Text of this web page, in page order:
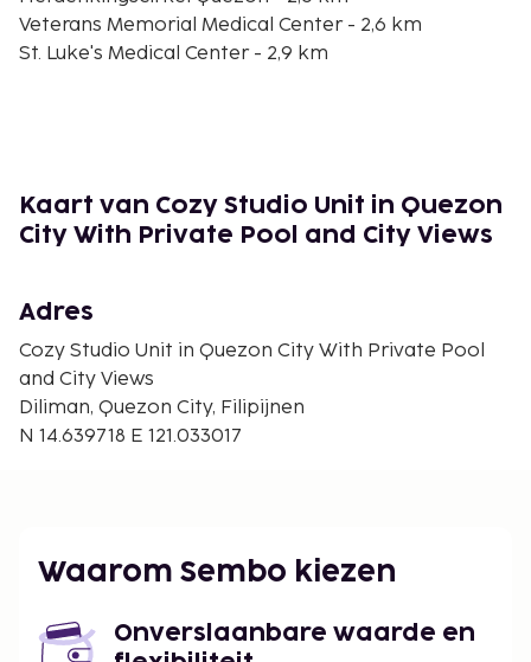
Veterans Memorial Medical Center - 2,6 km
St. Luke's Medical Center - 2,9 km
New Frontier Theater - 3,8 km
Ali Mall - 4,2 km
Oasis Manila - 4,2 km
Aquino Intl.) - 24,2 km
Ter plaatse heb je parkeerplaatsen. Geniet van een
buitenzwembad of profiteer van gratis wifi.
De accommodatie wordt professioneel
schoongemaakt.
Kaart van Cozy Studio Unit in Quezon
City With Private Pool and City Views
Adres
Cozy Studio Unit in Quezon City With Private Pool
and City Views
Diliman, Quezon City, Filipijnen
N 14.639718 E 121.033017
Waarom Sembo kiezen
Onverslaanbare waarde en